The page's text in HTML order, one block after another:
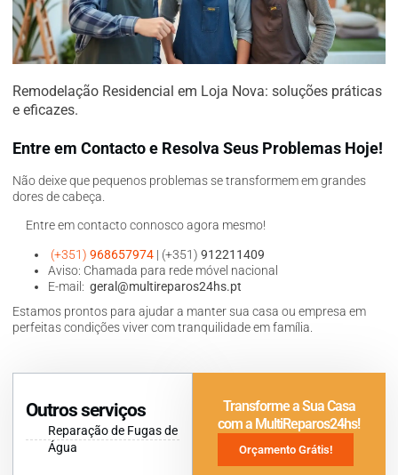
Remodelação Residencial em Loja Nova: soluções práticas
e eficazes.
Entre em Contacto e Resolva Seus Problemas Hoje!
Não deixe que pequenos problemas se transformem em grandes
dores de cabeça.
Entre em contacto connosco agora mesmo!
(+351) 968657974 | (+351) 912211409
Aviso: Chamada para rede móvel nacional
E-mail: geral@multireparos24hs.pt
Estamos prontos para ajudar a manter sua casa ou empresa em
perfeitas condições viver com tranquilidade em família.
Outros serviços
Reparação de Fugas de
Água
Transforme a Sua Casa
com a MultiReparos24hs!
Orçamento Grátis!